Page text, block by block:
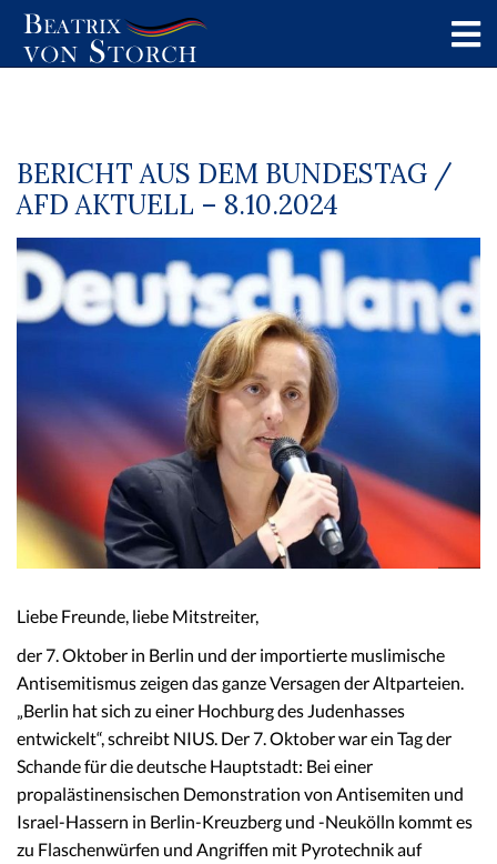
BERICHT AUS DEM BUNDESTAG /
AFD AKTUELL – 8.10.2024
Liebe Freunde, liebe Mitstreiter,
der 7. Oktober in Berlin und der importierte muslimische
Antisemitismus zeigen das ganze Versagen der Altparteien.
„Berlin hat sich zu einer Hochburg des Judenhasses
entwickelt“, schreibt NIUS. Der 7. Oktober war ein Tag der
Schande für die deutsche Hauptstadt: Bei einer
propalästinensischen Demonstration von Antisemiten und
Israel-Hassern in Berlin-Kreuzberg und -Neukölln kommt es
zu Flaschenwürfen und Angriffen mit Pyrotechnik auf